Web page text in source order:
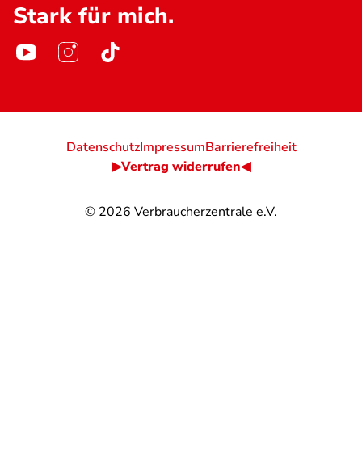
Stark für mich.
© 2026 Verbraucherzentrale e.V.
DatenschutzImpressumBarrierefreiheit
▶Vertrag widerrufen◀